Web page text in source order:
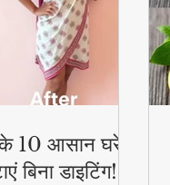
10 आसान घरेलू
बिना डाइटिंग!